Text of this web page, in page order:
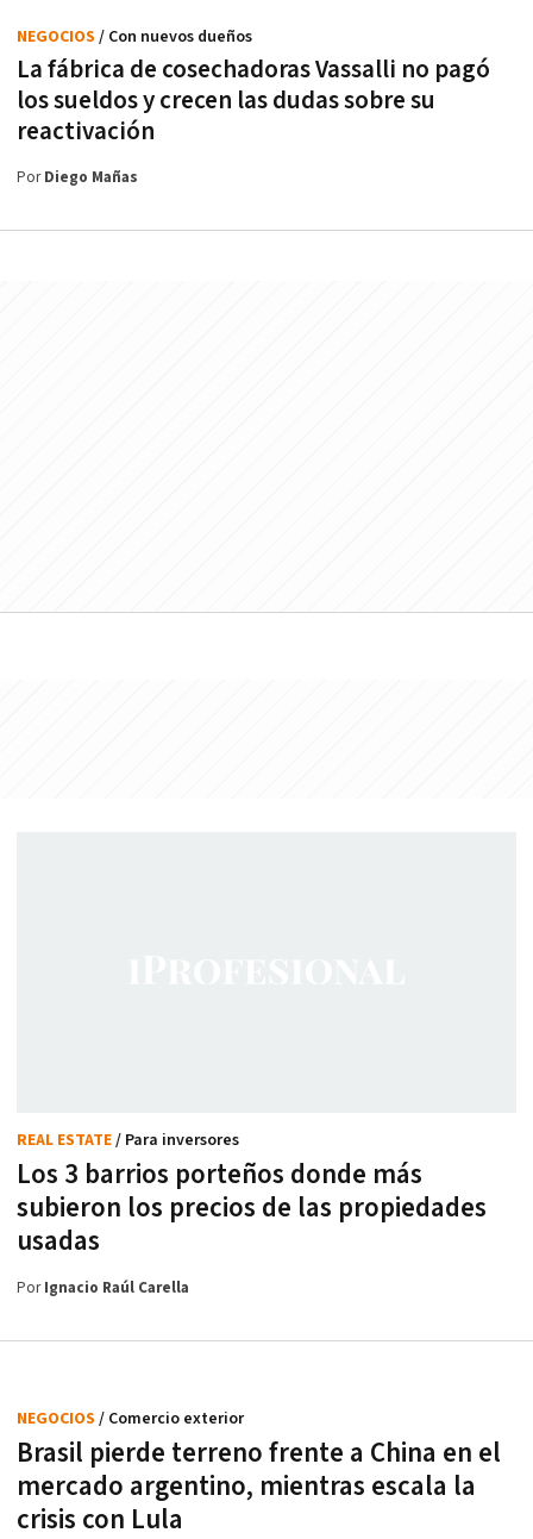
La fábrica de cosechadoras Vassalli no pagó
los sueldos y crecen las dudas sobre su
reactivación
NEGOCIOS / Con nuevos dueños
PorDiego Mañas
Los 3 barrios porteños donde más
subieron los precios de las propiedades
usadas
REAL ESTATE/ Para inversores
PorIgnacio Raúl Carella
Brasil pierde terreno frente a China en el
mercado argentino, mientras escala la
crisis con Lula
NEGOCIOS / Comercio exterior